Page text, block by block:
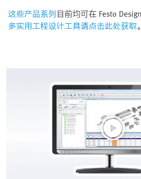
这些产品系列目前均可在 Festo
多实用工程设计工具请点击此处获取。